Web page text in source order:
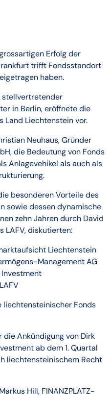
Erfolg der
trifft Fondsstandort
haben.
stellvertretender
in Berlin, eröffnete die
Land Liechtenstein vor.
Neuhaus, Gründer
die Bedeutung von Fonds
Anlagevehikel als auch als
besonderen Vorteile des
sowie dessen dynamische
zehn Jahren durch David
LAFV, diskutierten:
Liechtenstein
Management AG
liechtensteinischer Fonds
die Ankündigung von Dirk
ab dem 1. Quartal
liechtensteinischem Recht
Hill, FINANZPLATZ-